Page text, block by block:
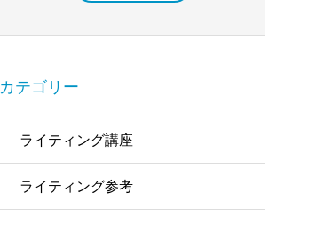
カテゴリー
ライティング講座
ライティング参考